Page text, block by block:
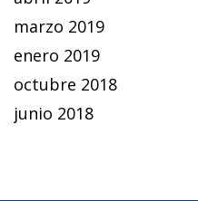
marzo 2019
enero 2019
octubre 2018
junio 2018